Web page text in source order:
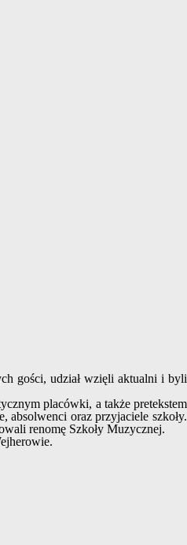
gości, udział wzięli aktualni i byli
placówki, a także pretekstem
absolwenci oraz przyjaciele szkoły.
renomę Szkoły Muzycznej.